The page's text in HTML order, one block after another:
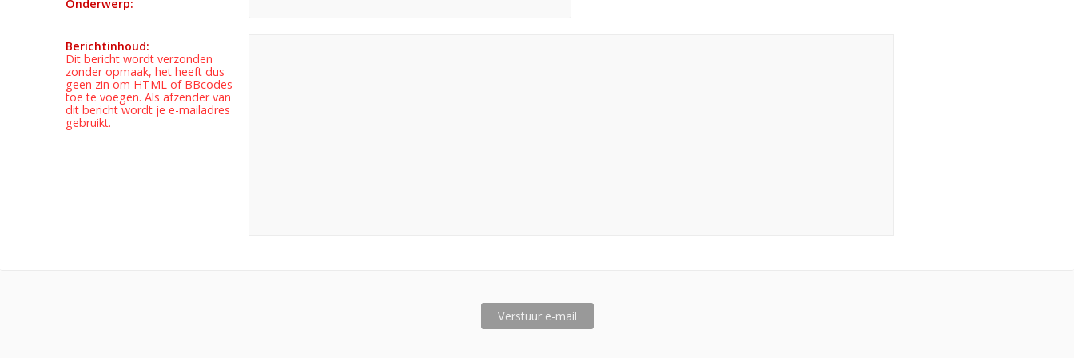
Onderwerp:
Berichtinhoud:
Dit bericht wordt verzonden
zonder opmaak, het heeft dus
geen zin om HTML of BBcodes
toe te voegen. Als afzender van
dit bericht wordt je e-mailadres
gebruikt.